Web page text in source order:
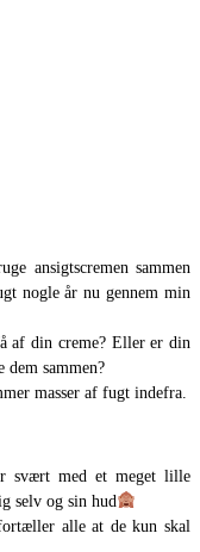
ansigtscremen sammen
nogle år nu gennem min
af din creme? Eller er din
dem sammen?
masser af fugt indefra.
svært med et meget lille
selv og sin hud
alle at de kun skal